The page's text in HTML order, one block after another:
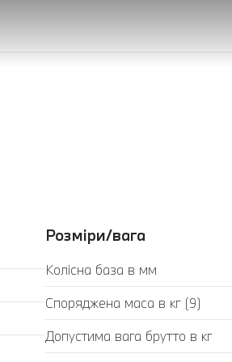
Розміри/вага
Колісна база в мм
Споряджена маса в кг (9)
Допустима вага брутто в кг